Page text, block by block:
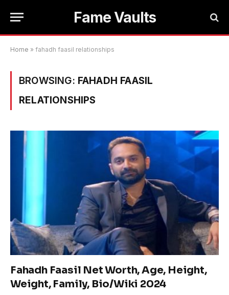
Fame Vaults
Home » fahadh faasil relationships
BROWSING: FAHADH FAASIL
RELATIONSHIPS
Fahadh Faasil Net Worth, Age, Height,
Weight, Family, Bio/Wiki 2024